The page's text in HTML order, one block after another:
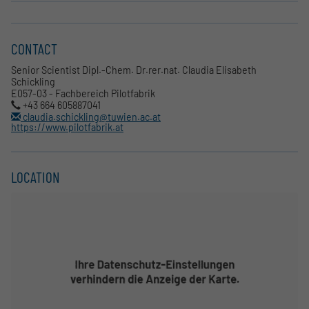
CONTACT
Senior Scientist Dipl.-Chem. Dr.rer.nat. Claudia Elisabeth
Schickling
E057-03 - Fachbereich Pilotfabrik
+43 664 605887041
claudia.schickling@tuwien.ac.at
https://www.pilotfabrik.at
LOCATION